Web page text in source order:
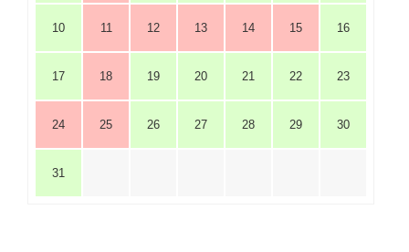
10 11 12 13 14 15 16
17 18 19 20 21 22 23
24 25 26 27 28 29 30
31